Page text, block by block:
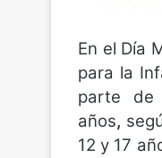
En el Día
para la
parte de
años,
12 y 17